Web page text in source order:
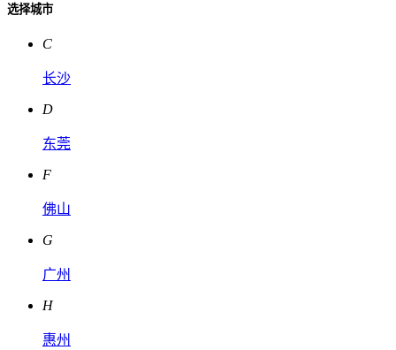
选择城市
C
长沙
D
东莞
F
佛山
G
广州
H
惠州